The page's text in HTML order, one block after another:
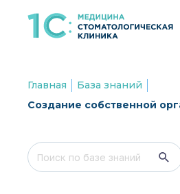
Главная
База знаний
Создание собственной